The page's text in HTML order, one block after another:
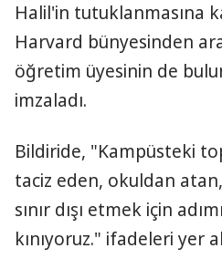
Halil'in tutuklanmasına
Harvard bünyesinden
öğretim üyesinin de
imzaladı.
Bildiride, "Kampüsteki
taciz eden, okuldan
sınır dışı etmek için
kınıyoruz." ifadeleri yer